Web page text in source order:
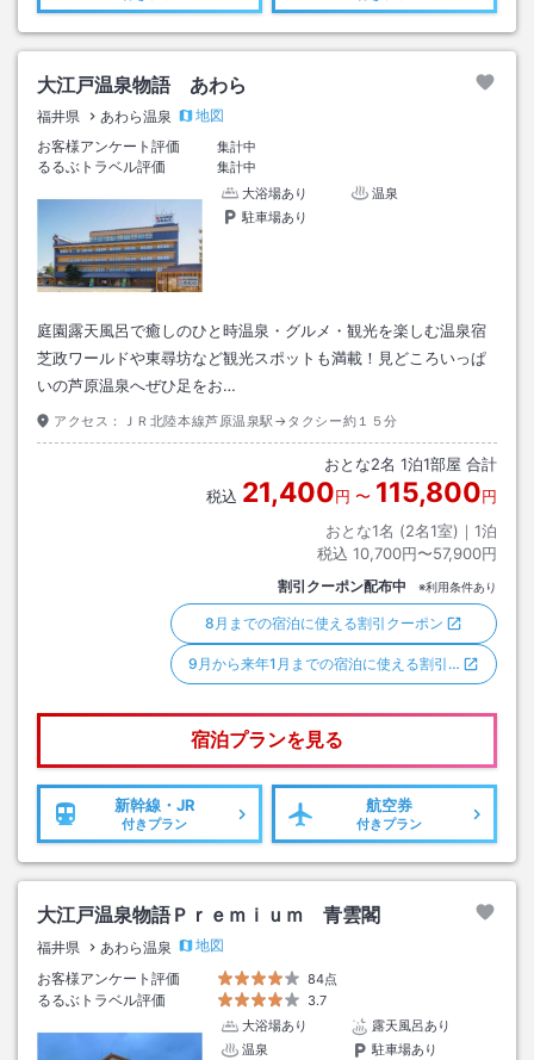
大江戸温泉物語 あわら
福井県 あわら温泉
地図
お客様アンケート評価
集計中
るるぶトラベル評価
集計中
大浴場あり
温泉
駐車場あり
庭園露天風呂で癒しのひと時温泉・グルメ・観光を楽しむ温泉宿
芝政ワールドや東尋坊など観光スポットも満載！見どころいっぱ
いの芦原温泉へぜひ足をお…
アクセス： ＪＲ北陸本線芦原温泉駅→タクシー約１５分
おとな2名 1泊1部屋 合計
税込 21,400円 〜 115,800円
おとな1名 (2名1室)｜ 1泊
税込 10,700円〜57,900円
割引クーポン配布中 ※利用条件あり
8月までの宿泊に使える割引クーポン
9月から来年1月までの宿泊に使える割引…
宿泊プランを見る
新幹線・JR
付きプラン
航空券
付きプラン
大江戸温泉物語Ｐｒｅｍｉｕｍ 青雲閣
福井県 あわら温泉
地図
お客様アンケート評価
84点
るるぶトラベル評価
3.7
大浴場あり
露天風呂あり
温泉
駐車場あり